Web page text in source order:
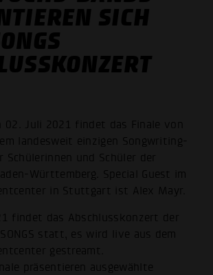
SICH
02. Juli 2021 findet das Finale von
landesweit einzigen Songwriting-
Schülerinnen und Schüler der
Württemberg. Special Guest im
in Stuttgart ist Alex Mayr.
findet das Abschlusskonzert der
statt, es wird live aus dem
gestreamt.
präsentieren ausgewählte